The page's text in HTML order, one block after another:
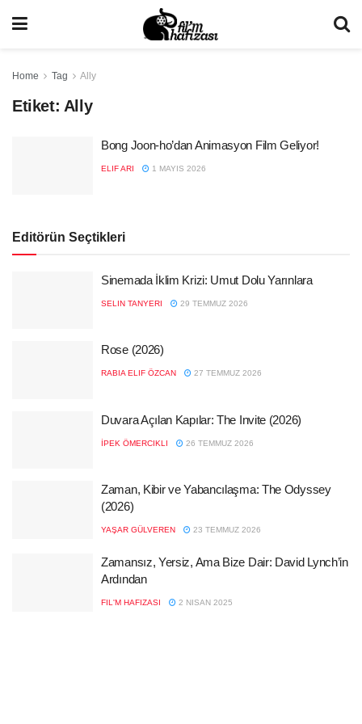
Home Tag Ally
Etiket: Ally
Bong Joon-ho’dan Animasyon Film Geliyor!
ELIF ARI 1 MAYIS 2026
Editörün Seçtikleri
Sinemada İklim Krizi: Umut Dolu Yarınlara
SELIN TANYERI 29 TEMMUZ 2026
Rose (2026)
RABIA ELIF ÖZCAN 27 TEMMUZ 2026
Duvara Açılan Kapılar: The Invite (2026)
İPEK ÖMERCIKLI 26 TEMMUZ 2026
Zaman, Kibir ve Yabancılaşma: The Odyssey
(2026)
YAŞAR GÜLVEREN 23 TEMMUZ 2026
Zamansız, Yersiz, Ama Bize Dair: David Lynch’in
Ardından
FIL'M HAFIZASI 2 NISAN 2025